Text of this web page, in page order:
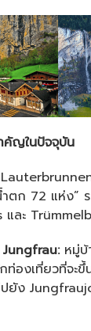
คัญในปัจจุบัน
ำตก 72 แห่ง”
และ
Jungfrau:หมู่บ้
องเที่ยวที่จะขึ้
ยัง